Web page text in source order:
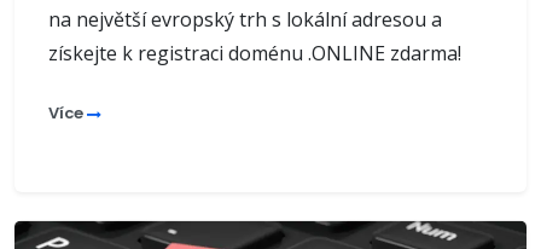
na největší evropský trh s lokální adresou a
získejte k registraci doménu .ONLINE zdarma!
Více